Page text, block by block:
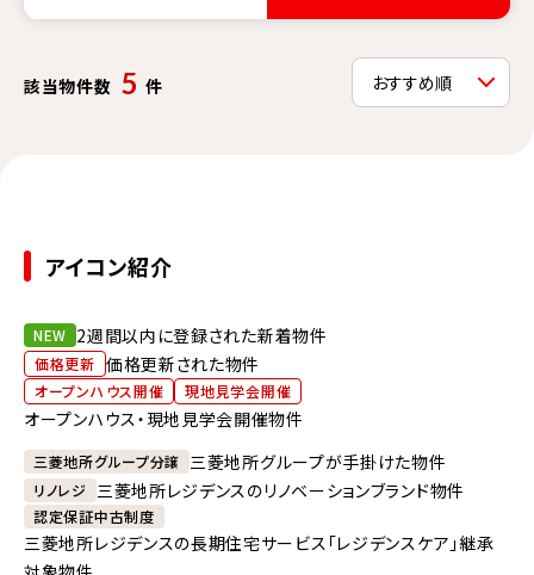
該当物件数 5 件
アイコン紹介
NEW 2週間以内に登録された新着物件
価格更新 価格更新された物件
オープンハウス開催 現地見学会開催
オープンハウス・現地見学会開催物件
三菱地所グループ分譲 三菱地所グループが手掛けた物件
リノレジ 三菱地所レジデンスのリノベーションブランド物件
認定保証中古制度
三菱地所レジデンスの長期住宅サービス「レジデンスケア」継承